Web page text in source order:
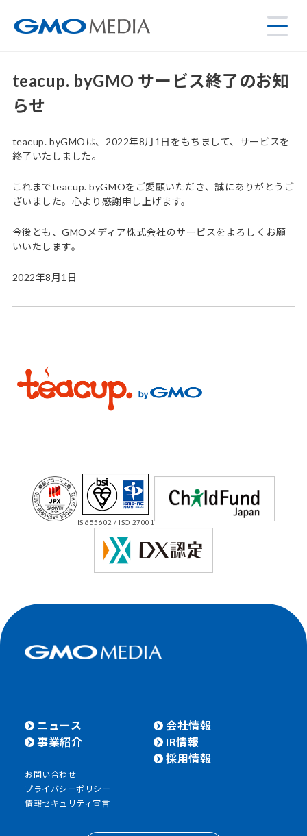
teacup. byGMO サービス終了のお知
らせ
teacup. byGMOは、2022年8月1日をもちまして、サービスを
終了いたしました。
これまでteacup. byGMOをご愛顧いただき、誠にありがとうご
ざいました。心より感謝申し上げます。
今後とも、GMOメディア株式会社のサービスをよろしくお願
いいたします。
2022年8月1日
IS 655602 / ISO 27001
ニュース
事業紹介
会社情報
IR情報
採用情報
お問い合わせ
プライバシーポリシー
情報セキュリティ宣言